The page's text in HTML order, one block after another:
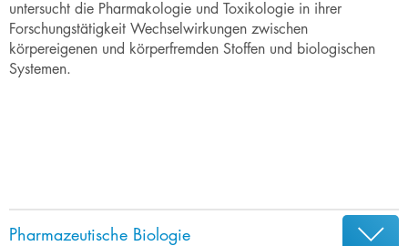
untersucht die Pharmakologie und Toxikologie in ihrer
Forschungstätigkeit Wechselwirkungen zwischen
körpereigenen und körperfremden Stoffen und biologischen
Systemen.
Pharmazeutische Biologie